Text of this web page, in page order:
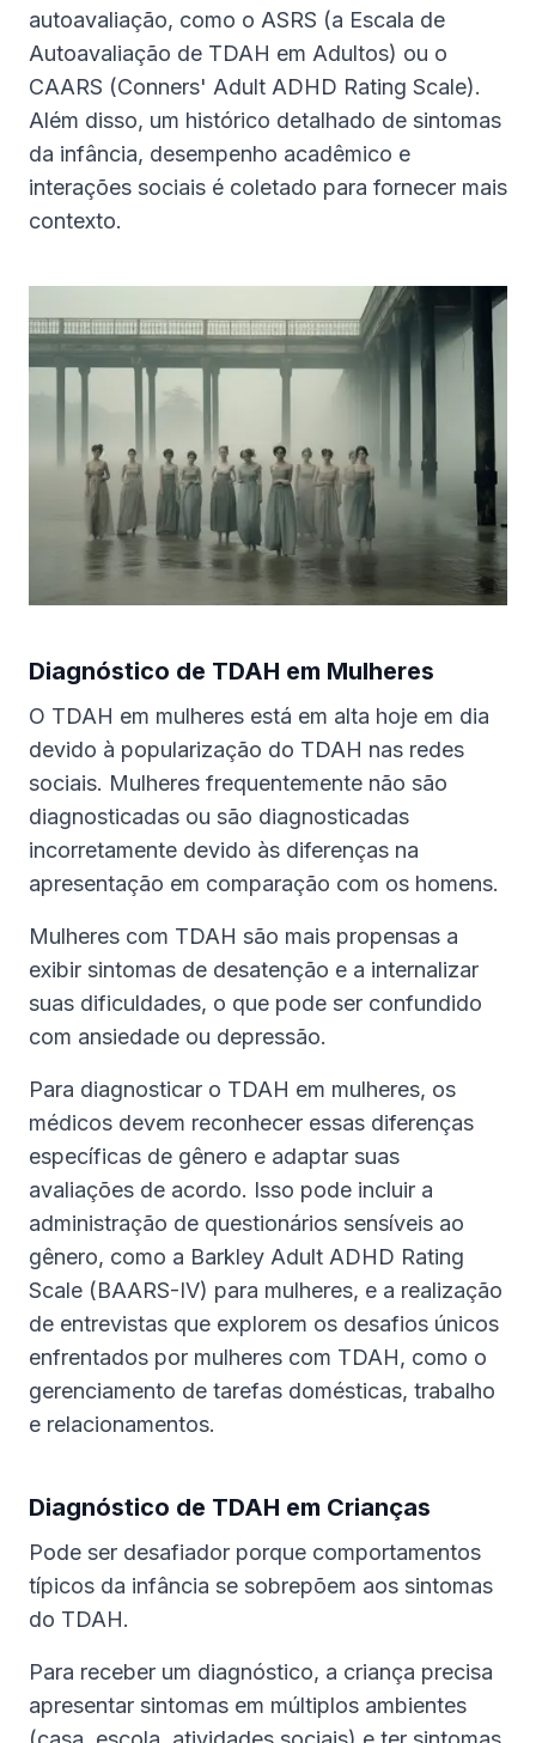
autoavaliação, como o ASRS (a Escala de
Autoavaliação de TDAH em Adultos) ou o
CAARS (Conners' Adult ADHD Rating Scale).
Além disso, um histórico detalhado de sintomas
da infância, desempenho acadêmico e
interações sociais é coletado para fornecer mais
contexto.
Diagnóstico de TDAH em Mulheres
O TDAH em mulheres está em alta hoje em dia
devido à popularização do TDAH nas redes
sociais. Mulheres frequentemente não são
diagnosticadas ou são diagnosticadas
incorretamente devido às diferenças na
apresentação em comparação com os homens.
Mulheres com TDAH são mais propensas a
exibir sintomas de desatenção e a internalizar
suas dificuldades, o que pode ser confundido
com ansiedade ou depressão.
Para diagnosticar o TDAH em mulheres, os
médicos devem reconhecer essas diferenças
específicas de gênero e adaptar suas
avaliações de acordo. Isso pode incluir a
administração de questionários sensíveis ao
gênero, como a Barkley Adult ADHD Rating
Scale (BAARS-IV) para mulheres, e a realização
de entrevistas que explorem os desafios únicos
enfrentados por mulheres com TDAH, como o
gerenciamento de tarefas domésticas, trabalho
e relacionamentos.
Diagnóstico de TDAH em Crianças
Pode ser desafiador porque comportamentos
típicos da infância se sobrepõem aos sintomas
do TDAH.
Para receber um diagnóstico, a criança precisa
apresentar sintomas em múltiplos ambientes